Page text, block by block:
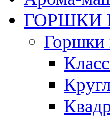
ГОРШКИ
Горшки